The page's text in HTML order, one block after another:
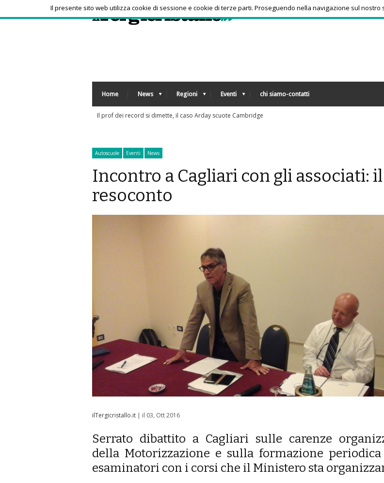
Home News Regioni Eventi chi siamo-contatti
Sorpresa a Montreal, Zverev subito eliminato
Autoscuole Eventi News
Incontro a Cagliari con gli associati: il
resoconto
ilTergicristallo.it | il 03, Ott 2016
Serrato dibattito a Cagliari sulle carenze
della Motorizzazione e sulla formazione
esaminatori con i corsi che il Ministero sta
Il presente sito web utilizza cookie di sessione e cookie di terze parti. Proseguendo nella navigazione sul